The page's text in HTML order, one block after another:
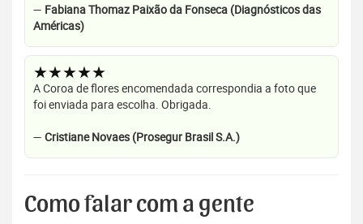
— Fabiana Thomaz Paixão da Fonseca (Diagnósticos das
Américas)
★★★★★
A Coroa de flores encomendada correspondia a foto que
foi enviada para escolha. Obrigada.
— Cristiane Novaes (Prosegur Brasil S.A.)
Como falar com a gente